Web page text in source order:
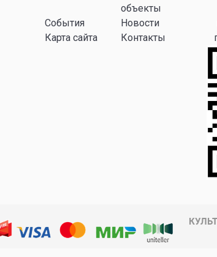
объекты
События
Новости
Карта сайта
Контакты